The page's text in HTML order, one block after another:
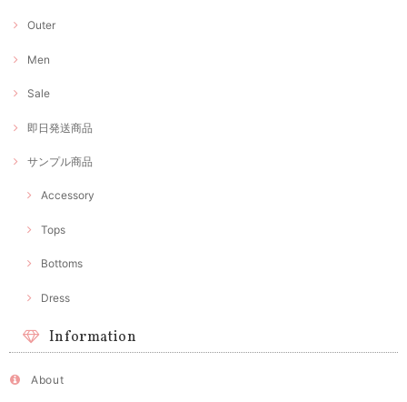
Outer
Men
Sale
即日発送商品
サンプル商品
Accessory
Tops
Bottoms
Dress
Information
About